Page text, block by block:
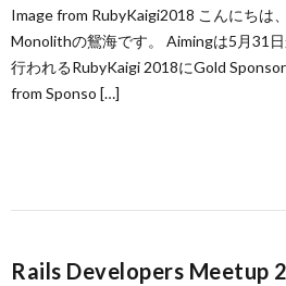
Image from RubyKaigi2018 こんにちは
Monolithの鴛海です。 Aimingは5月31
行われるRubyKaigi 2018にGold
from Sponso […]
Rails Developers Meetup